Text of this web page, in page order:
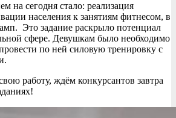
на сегодня стало: реализация
населения к занятиям фитнесом, в
Это задание раскрыло потенциал
сфере. Девушкам было необходимо
по ней силовую тренировку с
работу, ждём конкурсантов завтра